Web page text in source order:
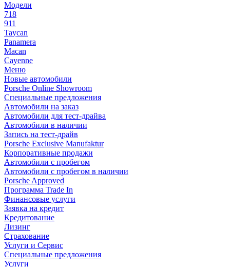
Модели
718
911
Taycan
Panamera
Macan
Cayenne
Меню
Новые автомобили
Porsche Online Showroom
Специальные предложения
Автомобили на заказ
Автомобили для тест-драйва
Автомобили в наличии
Запись на тест-драйв
Porsche Exclusive Manufaktur
Корпоративные продажи
Автомобили с пробегом
Автомобили с пробегом в наличии
Porsche Approved
Программа Trade In
Финансовые услуги
Заявка на кредит
Кредитование
Лизинг
Страхование
Услуги и Сервис
Специальные предложения
Услуги